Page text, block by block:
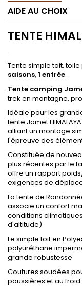
AIDE AU CHOIX
TENTE
.
Tente simple toit,
saisons, 1 entrée.
Tente camping
trek en montagne,
Idéale pour les
tente Jamet
alliant un montage
l'épreuve des
Constituée de
plus récentes par le
offre un rapport
exigences de
La tente de
associe un confort
conditions
d'altitude)
Le simple toit en
polyuréthane
grande robustesse
Coutures soudées
poussières et au froid